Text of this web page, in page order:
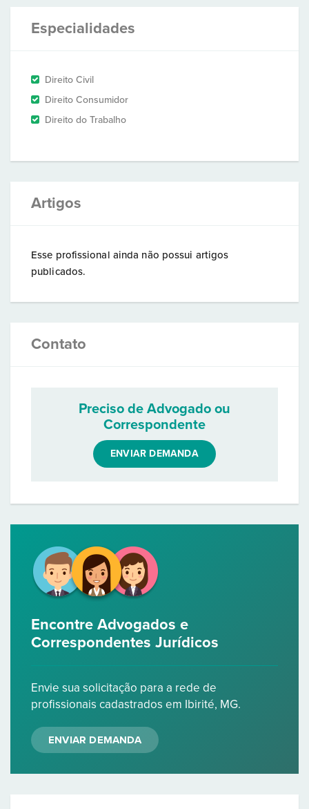
Especialidades
Direito Civil
Direito Consumidor
Direito do Trabalho
Artigos
Esse profissional ainda não possui artigos
publicados.
Contato
Preciso de Advogado ou
Correspondente
ENVIAR DEMANDA
Encontre Advogados e
Correspondentes Jurídicos
Envie sua solicitação para a rede de
profissionais cadastrados em Ibirité, MG.
ENVIAR DEMANDA